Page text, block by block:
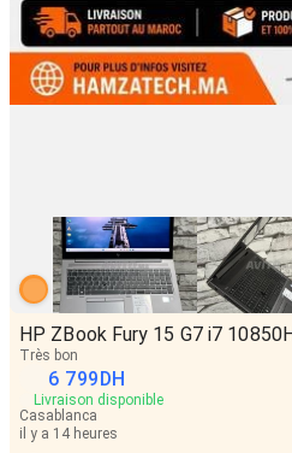
HP ZBook Fury 15 G7 i7
Très bon
6 799DH
Livraison disponible
Casablanca
il y a 14 heures